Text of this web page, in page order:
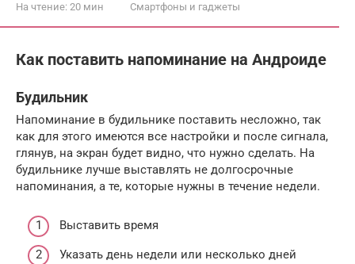
На чтение: 20 мин Смартфоны и гаджеты
Как поставить напоминание на Андроиде
Будильник
Напоминание в будильнике поставить несложно, так
как для этого имеются все настройки и после сигнала,
глянув, на экран будет видно, что нужно сделать. На
будильнике лучше выставлять не долгосрочные
напоминания, а те, которые нужны в течение недели.
Выставить время
Указать день недели или несколько дней